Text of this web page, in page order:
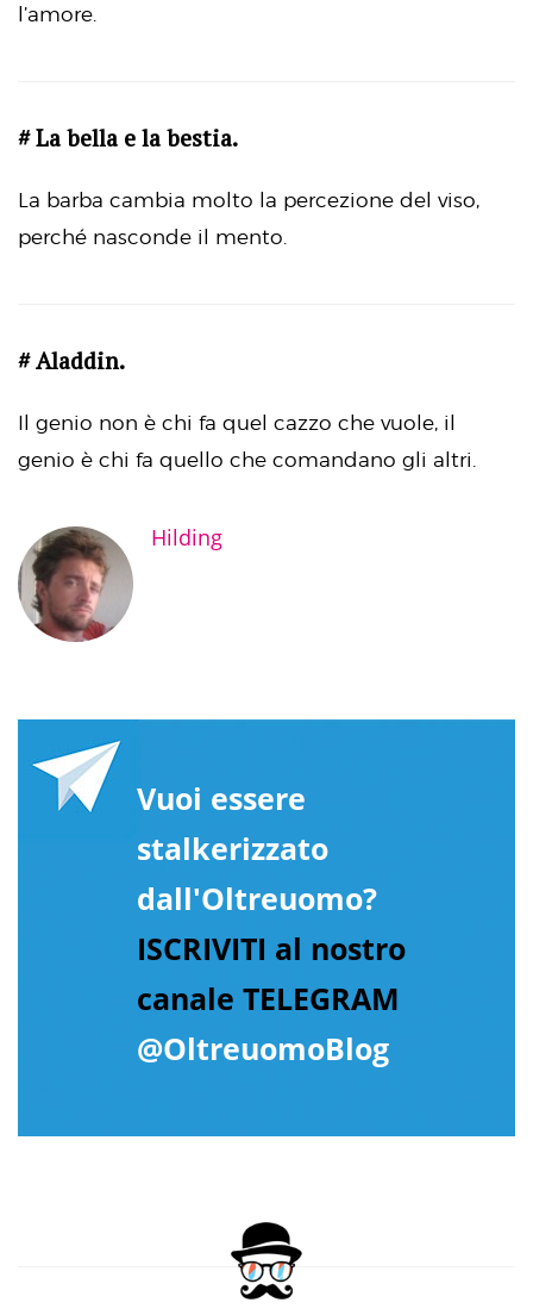
l’amore.
# La bella e la bestia.
La barba cambia molto la percezione del viso,
perché nasconde il mento.
# Aladdin.
Il genio non è chi fa quel cazzo che vuole, il
genio è chi fa quello che comandano gli altri.
Hilding
Vuoi essere
stalkerizzato
dall'Oltreuomo?
ISCRIVITI al nostro
canale TELEGRAM
@OltreuomoBlog